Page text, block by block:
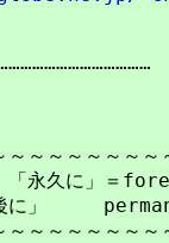
～～～～～～
久に」＝
　
～～～～～～